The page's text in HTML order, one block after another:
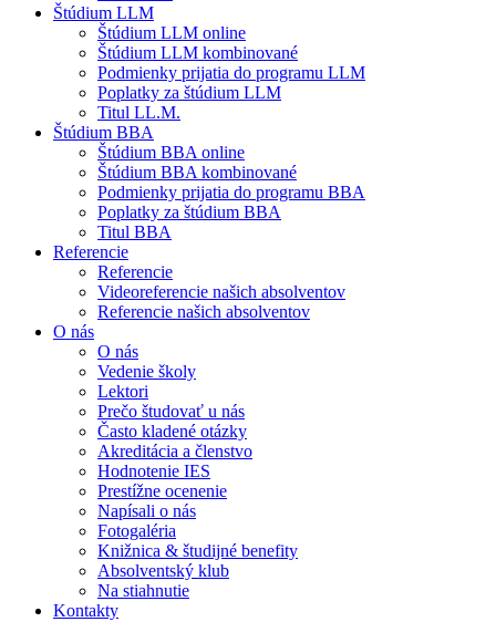
Štúdium LLM
Štúdium LLM online
Štúdium LLM kombinované
Podmienky prijatia do programu LLM
Poplatky za štúdium LLM
Titul LL.M.
Štúdium BBA
Štúdium BBA online
Štúdium BBA kombinované
Podmienky prijatia do programu BBA
Poplatky za štúdium BBA
Titul BBA
Referencie
Referencie
Videoreferencie našich absolventov
Referencie našich absolventov
O nás
O nás
Vedenie školy
Lektori
Prečo študovať u nás
Často kladené otázky
Akreditácia a členstvo
Hodnotenie IES
Prestížne ocenenie
Napísali o nás
Fotogaléria
Knižnica & študijné benefity
Absolventský klub
Na stiahnutie
Kontakty